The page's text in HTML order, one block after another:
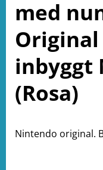
med
Original
inbyggt
(Rosa)
Nintendo original.